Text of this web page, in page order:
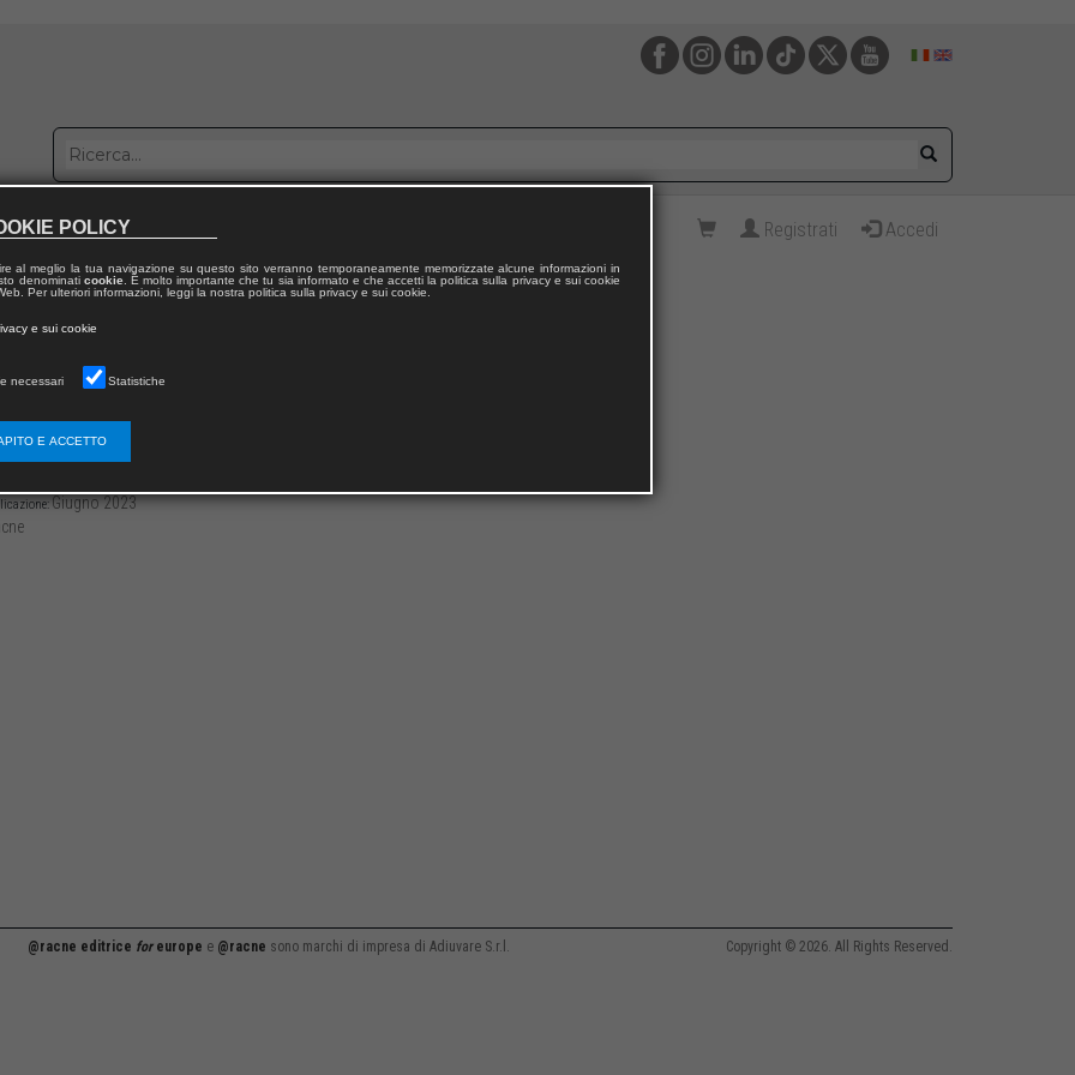
con noi Registrati Accedi
Giugno 2023
@racne editrice foreurope e @racne sono marchi di impresa di Adiuvare S.r.l. Copyright © 2026. All Rights Reserved.
POLICY
al meglio la tua navigazione su questo sito verranno temporaneamente memorizzate alcune informazioni in
denominati cookie. È molto importante che tu sia informato e che accetti la politica sulla privacy e sui cookie
Per ulteriori informazioni, leggi la nostra politica sulla privacy e sui cookie.
e sui cookie
necessari Statistiche
E ACCETTO